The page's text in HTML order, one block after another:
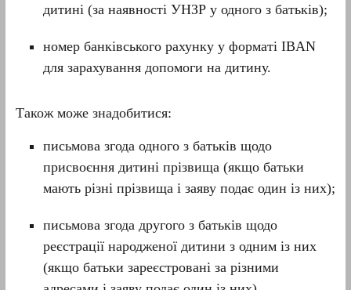
дитині (за наявності УНЗР у одного з батьків);
номер банківського рахунку у форматі IBAN
для зарахування допомоги на дитину.
Також може знадобитися:
письмова згода одного з батьків щодо
присвоєння дитині прізвища (якщо батьки
мають різні прізвища і заяву подає один із них);
письмова згода другого з батьків щодо
реєстрації народженої дитини з одним із них
(якщо батьки зареєстровані за різними